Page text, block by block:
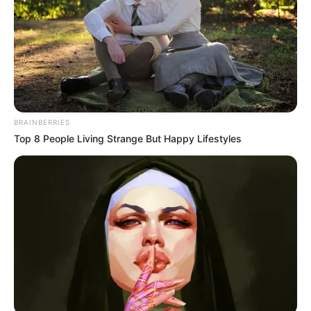
Éves szinten több mint 52 millió forintról beszélünk
BRAINBERRIES
Top 8 People Living Strange But Happy Lifestyles